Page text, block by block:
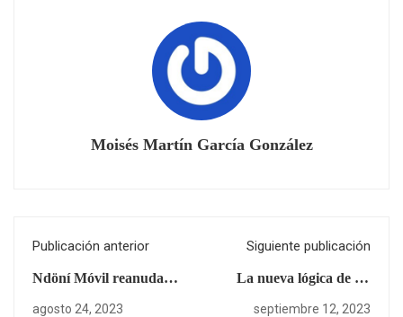
Moisés Martín García González
Publicación anterior
Ndöní Móvil reanuda
actividades
agosto 24, 2023
Siguiente publicación
La nueva lógica de los
Libros de Texto
septiembre 12, 2023